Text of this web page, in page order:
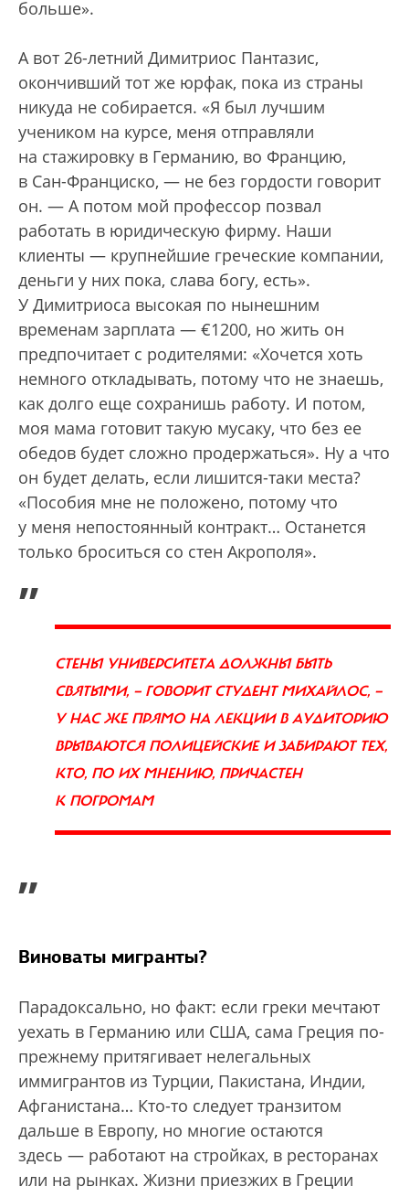
больше».
А вот 26-летний Димитриос Пантазис,
окончивший тот же юрфак, пока из страны
никуда не собирается. «Я был лучшим
учеником на курсе, меня отправляли
на стажировку в Германию, во Францию,
в Сан-Франциско, — не без гордости говорит
он. — А потом мой профессор позвал
работать в юридическую фирму. Наши
клиенты — крупнейшие греческие компании,
деньги у них пока, слава богу, есть».
У Димитриоса высокая по нынешним
временам зарплата — €1200, но жить он
предпочитает с родителями: «Хочется хоть
немного откладывать, потому что не знаешь,
как долго еще сохранишь работу. И потом,
моя мама готовит такую мусаку, что без ее
обедов будет сложно продержаться». Ну а что
он будет делать, если лишится-таки места?
«Пособия мне не положено, потому что
у меня непостоянный контракт… Останется
только броситься со стен Акрополя».
„
СТЕНЫ УНИВЕРСИТЕТА ДОЛЖНЫ БЫТЬ
СВЯТЫМИ, — ГОВОРИТ СТУДЕНТ МИХАЙЛОС, —
У НАС ЖЕ ПРЯМО НА ЛЕКЦИИ В АУДИТОРИЮ
ВРЫВАЮТСЯ ПОЛИЦЕЙСКИЕ И ЗАБИРАЮТ ТЕХ,
КТО, ПО ИХ МНЕНИЮ, ПРИЧАСТЕН
К ПОГРОМАМ
”
Виноваты мигранты?
Парадоксально, но факт: если греки мечтают
уехать в Германию или США, сама Греция по-
прежнему притягивает нелегальных
иммигрантов из Турции, Пакистана, Индии,
Афганистана… Кто-то следует транзитом
дальше в Европу, но многие остаются
здесь — работают на стройках, в ресторанах
или на рынках. Жизни приезжих в Греции